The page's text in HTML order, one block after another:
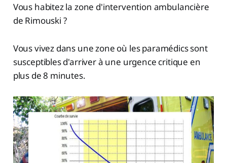
Vous habitez la zone d'intervention ambulancière
de Rimouski ?
Vous vivez dans une zone où les paramédics sont
susceptibles d'arriver à une urgence critique en
plus de 8 minutes.